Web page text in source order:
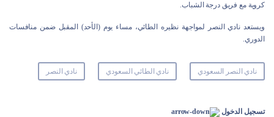
كروية مع فريق درجة الشباب.
ويستعد نادي النصر لمواجهة نظيره الطائي، مساء يوم (الأحد) المقبل ضمن منافسات
الدوري.
نادي النصر السعودي نادي الطائي السعودي نادي النصر
تسجيل الدخول